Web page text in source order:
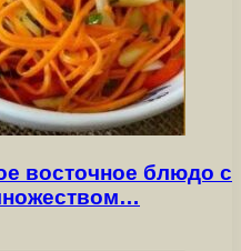
восточное блюдо с